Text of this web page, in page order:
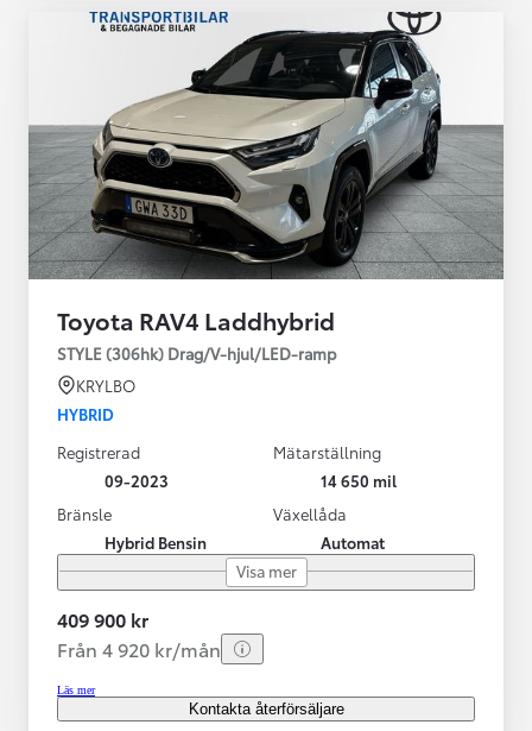
Toyota RAV4 Laddhybrid
STYLE (306hk) Drag/V-hjul/LED-ramp
KRYLBO
HYBRID
Registrerad
09-2023
Mätarställning
14 650 mil
Bränsle
Hybrid Bensin
Växellåda
Automat
Visa mer
409 900 kr
Från 4 920 kr/mån
Läs mer
Kontakta återförsäljare